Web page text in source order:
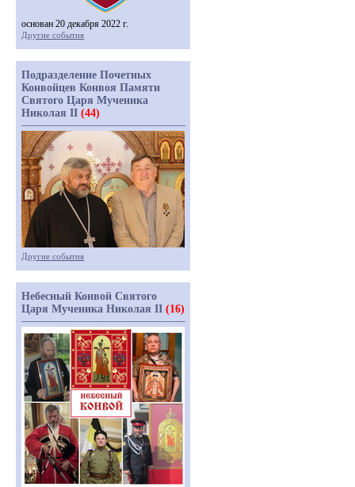
основан 20 декабря 2022 г.
Другие события
Подразделение Почетных
Конвойцев Конвоя Памяти
Святого Царя Мученика
Николая II (44)
Другие события
Небесный Конвой Святого
Царя Мученика Николая II (16)